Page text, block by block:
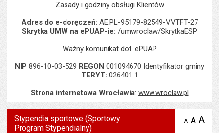
Zasady i godziny obsługi Klientów
Adres do e-doręczeń: AE:PL-95179-82549-VVTFT-27
Skrytka UMW na ePUAP-ie: /umwroclaw/SkrytkaESP
Ważny komunikat dot. ePUAP
NIP 896-10-03-529 REGON 001094670 Identyfikator gminy
TERYT: 026401 1
Strona internetowa Wrocławia: www.wroclaw.pl
Stypendia sportowe (Sportowy
Program Stypendialny)
A zmniejsz
A A